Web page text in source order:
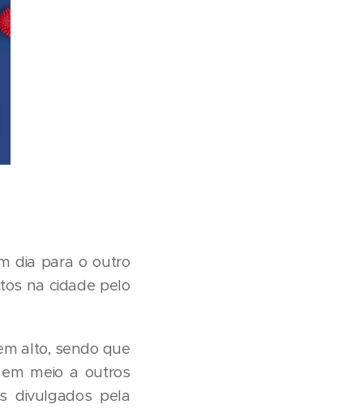
dia para o outro
na cidade pelo
alto, sendo que
meio a outros
divulgados pela